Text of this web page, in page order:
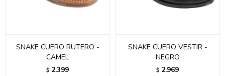
SNAKE CUERO RUTERO -
CAMEL
$ 2.399
SNAKE CUERO VESTIR -
NEGRO
$ 2.969